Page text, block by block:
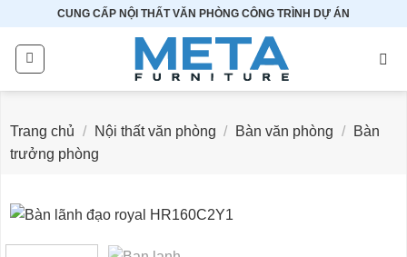
dung
CUNG CẤP NỘI THẤT VĂN PHÒNG CÔNG TRÌNH DỰ ÁN
Trang chủ / Nội thất văn phòng / Bàn văn phòng /
Bàn
trưởng phòng